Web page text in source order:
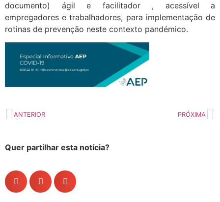
documento) ágil e facilitador , acessível a
empregadores e trabalhadores, para implementação de
rotinas de prevenção neste contexto pandémico.
ANTERIOR PRÓXIMA
Quer partilhar esta notícia?